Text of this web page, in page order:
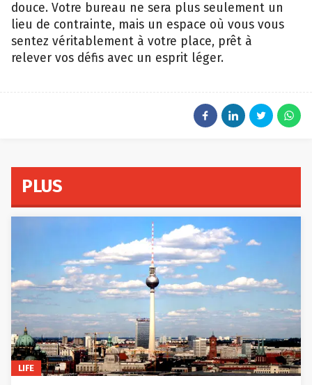
douce. Votre bureau ne ser⁠a plus seulement un
l‌i‌eu de‌ contra​inte, ma​is un espa‍ce où‌ vous vous
sent‍ez véritablement à votre place, prêt à
relever vos d​éfis avec un es​prit léger​.
PLUS
LIFE